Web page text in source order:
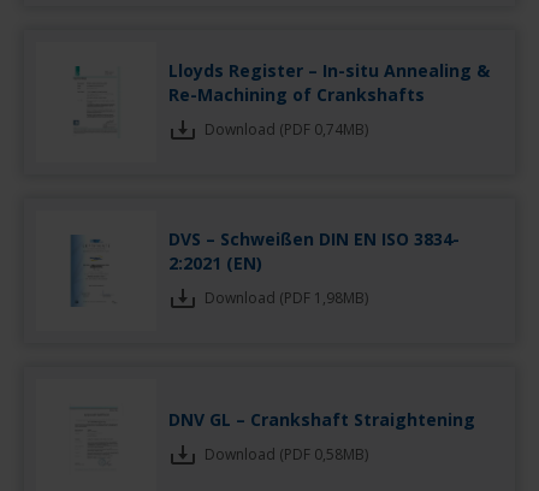
Lloyds Register – In-situ Annealing &
Re-Machining of Crankshafts
Download (PDF 0,74MB)
DVS – Schweißen DIN EN ISO 3834-
2:2021 (EN)
Download (PDF 1,98MB)
DNV GL – Crankshaft Straightening
Download (PDF 0,58MB)